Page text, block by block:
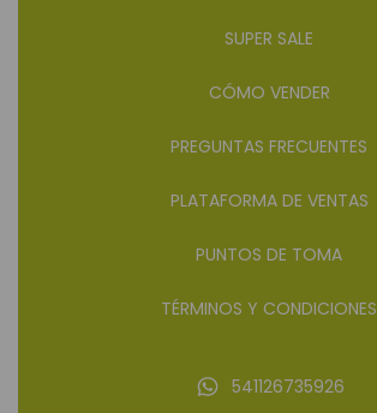
SUPER SALE
CÓMO VENDER
PREGUNTAS FRECUENTES
PLATAFORMA DE VENTAS
PUNTOS DE TOMA
TÉRMINOS Y CONDICIONES
541126735926